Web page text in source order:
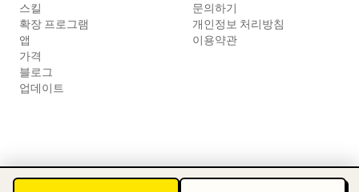
스킬
확장 프로그램
앱
가격
블로그
업데이트
문의하기
개인정보 처리방침
이용약관